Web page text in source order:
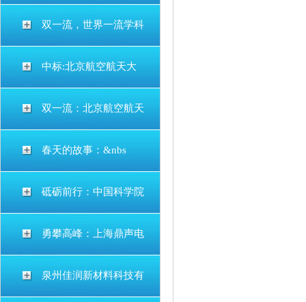
双一流，世界一流学科
中标:北京航空航天大
双一流：北京航空航天
春天的故事：&nbs
砥砺前行：中国科学院
勇攀高峰：上海鼎声电
泉州佳润新材料科技有